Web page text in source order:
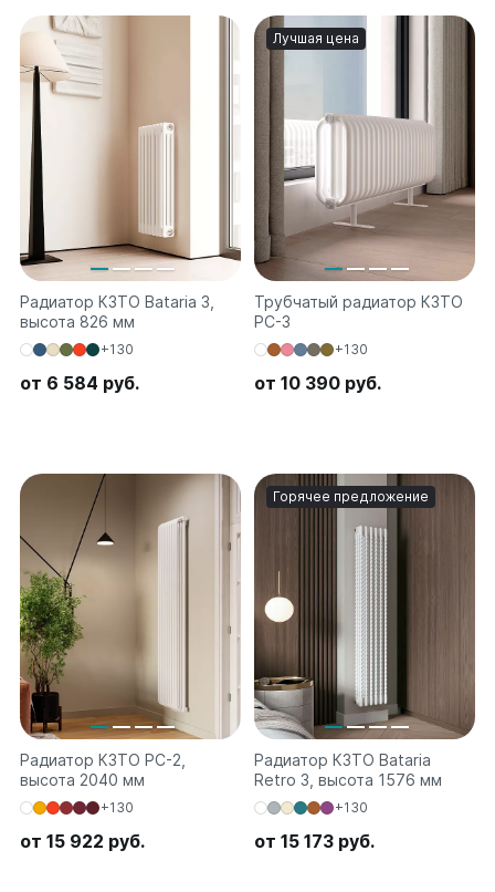
Радиатор КЗТО Bataria 3,
высота 826 мм
+130
от 6 584 руб.
Лучшая цена
Трубчатый радиатор КЗТО
РС-3
+130
от 10 390 руб.
Радиатор КЗТО РС-2,
высота 2040 мм
+130
от 15 922 руб.
Горячее предложение
Радиатор КЗТО Bataria
Retro 3, высота 1576 мм
+130
от 15 173 руб.